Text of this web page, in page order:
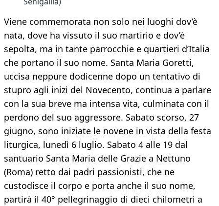
Viene commemorata non solo nei luoghi dov’è
nata, dove ha vissuto il suo martirio e dov’è
sepolta, ma in tante parrocchie e quartieri d’Italia
che portano il suo nome. Santa Maria Goretti,
uccisa neppure dodicenne dopo un tentativo di
stupro agli inizi del Novecento, continua a parlare
con la sua breve ma intensa vita, culminata con il
perdono del suo aggressore. Sabato scorso, 27
giugno, sono iniziate le novene in vista della festa
liturgica, lunedì 6 luglio. Sabato 4 alle 19 dal
santuario Santa Maria delle Grazie a Nettuno
(Roma) retto dai padri passionisti, che ne
custodisce il corpo e porta anche il suo nome,
partirà il 40° pellegrinaggio di dieci chilometri a